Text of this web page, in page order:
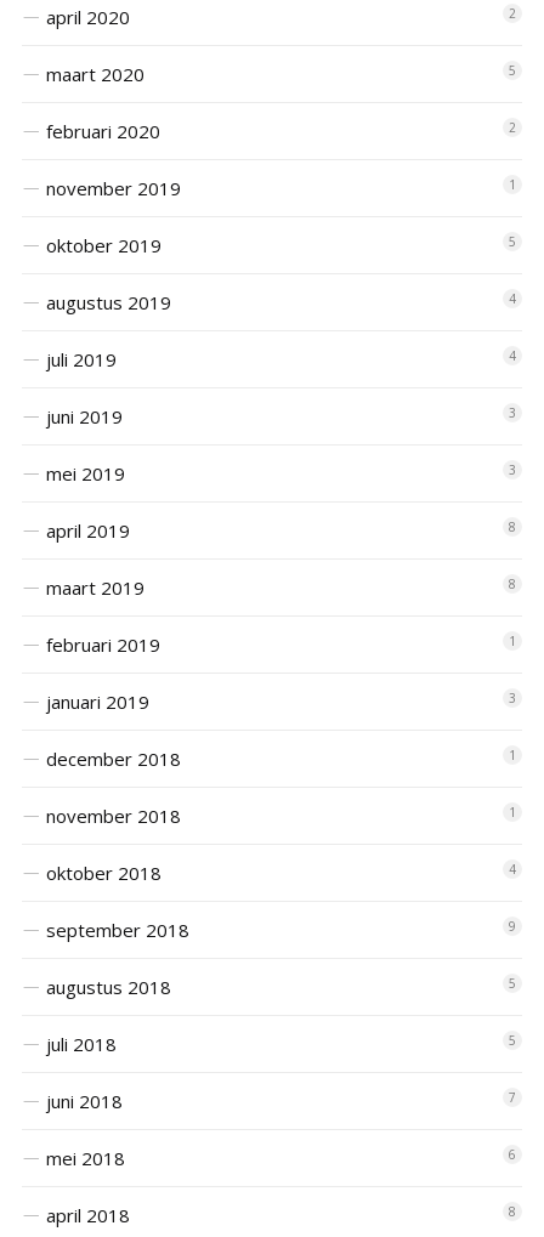
april 2020 2
maart 2020 5
februari 2020 2
november 2019 1
oktober 2019 5
augustus 2019 4
juli 2019 4
juni 2019 3
mei 2019 3
april 2019 8
maart 2019 8
februari 2019 1
januari 2019 3
december 2018 1
november 2018 1
oktober 2018 4
september 2018 9
augustus 2018 5
juli 2018 5
juni 2018 7
mei 2018 6
april 2018 8